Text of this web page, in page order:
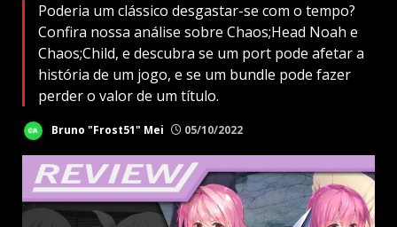
Poderia um clássico desgastar-se com o tempo?
Confira nossa análise sobre Chaos;Head Noah e
Chaos;Child, e descubra se um port pode afetar a
história de um jogo, e se um bundle pode fazer
perder o valor de um título.
Bruno "Frost51" Mei 05/10/2022